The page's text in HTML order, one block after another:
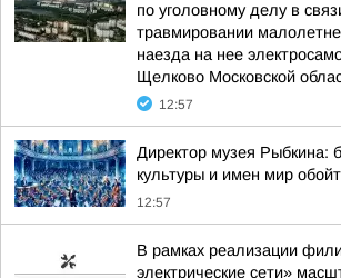
по уголовному делу в
травмировании
наезда на нее
Щелково Московской
12:57
Директор музея Рыбкина:
культуры и имен мир
12:57
В рамках реализации
электрические сети»